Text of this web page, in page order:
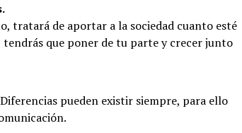
tratará de aportar a la sociedad cuanto esté
tendrás que poner de tu parte y crecer junto
pueden existir siempre, para ello